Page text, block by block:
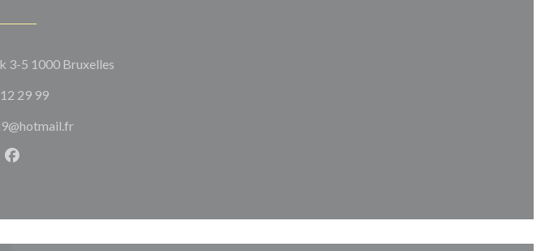
3-5 1000 Bruxelles
29 99
Facebook ((opent in een nieuw venster))